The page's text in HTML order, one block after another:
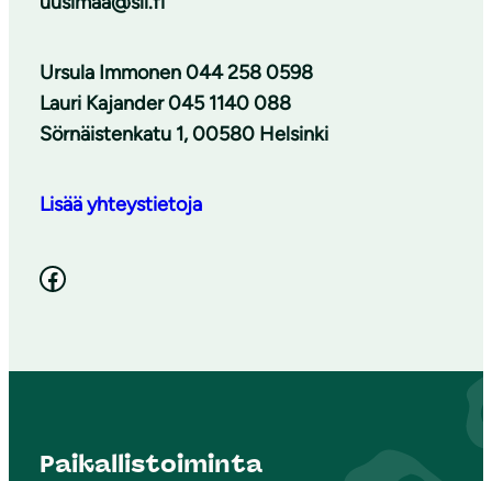
Ursula Immonen 044 258 0598
Lauri Kajander 045 1140 088
Sörnäistenkatu 1, 00580 Helsinki
Lisää yhteystietoja
Facebook
Paikallistoiminta